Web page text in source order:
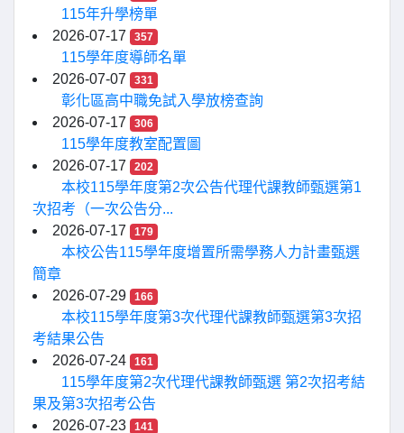
115年升學榜單
2026-07-17
357
115學年度導師名單
2026-07-07
331
彰化區高中職免試入學放榜查詢
2026-07-17
306
115學年度教室配置圖
2026-07-17
202
本校115學年度第2次公告代理代課教師甄選第1
次招考（一次公告分...
2026-07-17
179
本校公告115學年度增置所需學務人力計畫甄選
簡章
2026-07-29
166
本校115學年度第3次代理代課教師甄選第3次招
考結果公告
2026-07-24
161
115學年度第2次代理代課教師甄選 第2次招考結
果及第3次招考公告
2026-07-23
141